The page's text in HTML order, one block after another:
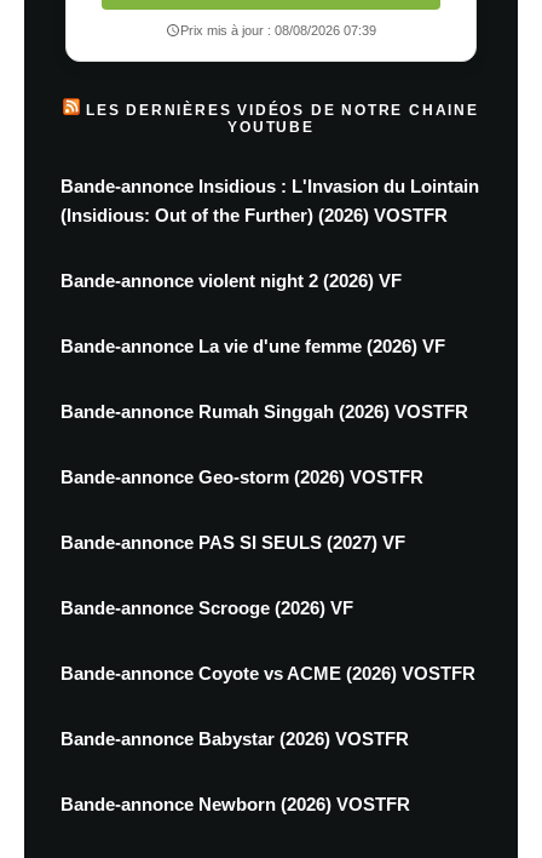
Prix mis à jour : 08/08/2026 07:39
LES DERNIÈRES VIDÉOS DE NOTRE CHAINE
YOUTUBE
Bande-annonce Insidious : L'Invasion du Lointain
(Insidious: Out of the Further) (2026) VOSTFR
Bande-annonce violent night 2 (2026) VF
Bande-annonce La vie d'une femme (2026) VF
Bande-annonce Rumah Singgah (2026) VOSTFR
Bande-annonce Geo-storm (2026) VOSTFR
Bande-annonce PAS SI SEULS (2027) VF
Bande-annonce Scrooge (2026) VF
Bande-annonce Coyote vs ACME (2026) VOSTFR
Bande-annonce Babystar (2026) VOSTFR
Bande-annonce Newborn (2026) VOSTFR